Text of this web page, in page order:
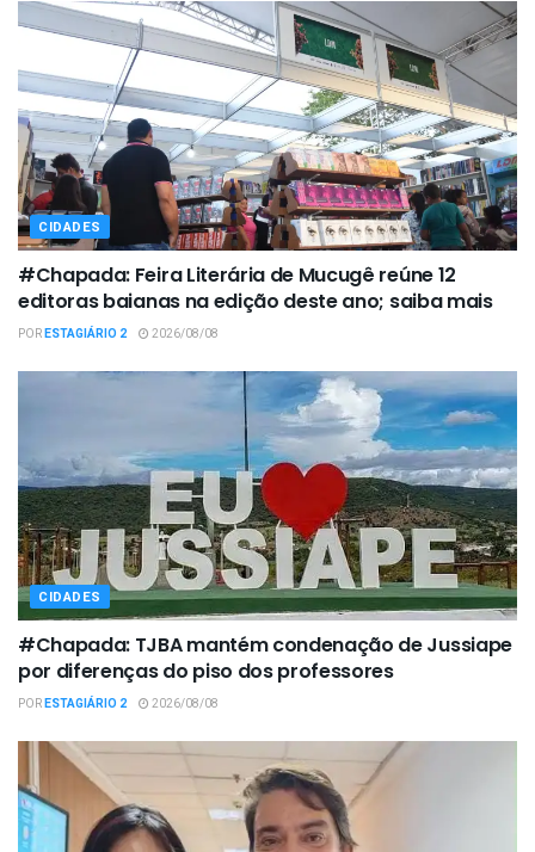
CIDADES
#Chapada: Feira Literária de Mucugê reúne 12
editoras baianas na edição deste ano; saiba mais
PORESTAGIÁRIO 2 2026/08/08
CIDADES
#Chapada: TJBA mantém condenação de Jussiape
por diferenças do piso dos professores
PORESTAGIÁRIO 2 2026/08/08